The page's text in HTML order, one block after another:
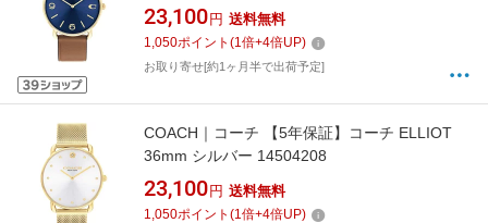
23,100 円 送料無料
1,050ポイント (1倍+4倍UP)
お取り寄せ[約1ヶ月半で出荷予定]
COACH｜コーチ 【5年保証】コーチ ELLIOT
36mm シルバー 14504208
23,100 円 送料無料
1,050ポイント (1倍+4倍UP)